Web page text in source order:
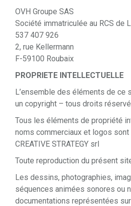
OVH Groupe SAS
Société immatriculée au RCS de
537 407 926
2, rue Kellermann
F-59100 Roubaix
PROPRIETE INTELLECTUELLE
L’ensemble des éléments de ce
un copyright – tous droits
Tous les éléments de propriété
noms commerciaux et logos
CREATIVE STRATEGY srl
Toute reproduction du présent
Les dessins, photographies,
séquences animées sonores ou
documentations représentées